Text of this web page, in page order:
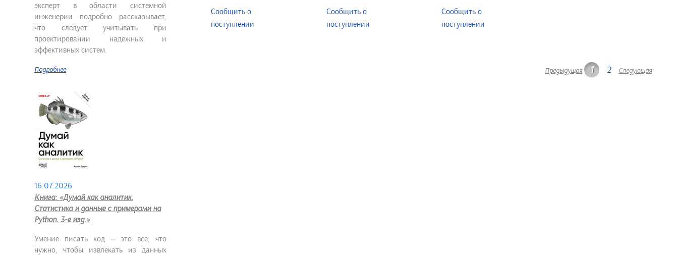
эксперт в области системной
инженерии подробно рассказывает,
что следует учитывать при
проектировании надежных и
эффективных систем.
Подробнее
16.07.2026
Книга: «Думай как аналитик.
Статистика и данные с примерами на
Python. 3-е изд.»
Умение писать код — это все, что
нужно, чтобы извлекать из данных
Сообщить о
поступлении
Сообщить о
поступлении
Сообщить о
поступлении
Предыдущая 1 2 Следующая